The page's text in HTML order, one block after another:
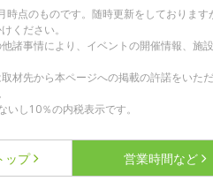
点のものです。随時更新をしております
ください。
諸事情により、イベントの開催情報、施
材先から本ページへの掲載の許諾をいた
し10％の内税表示です。
ップ 営業時間など